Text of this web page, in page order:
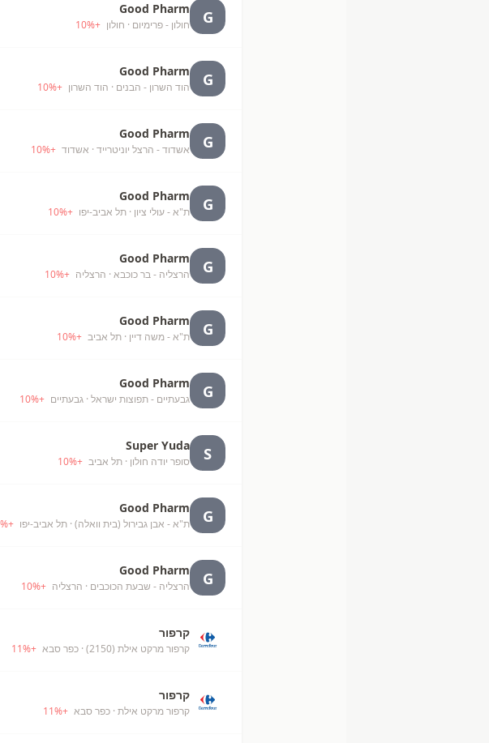
G
Good Pharm
חולון - פרימיום · חולון +
10%
G
Good Pharm
הוד השרון - הבנים · הוד השרון +
10%
G
Good Pharm
אשדוד - הרצל יוניטרייד · אשדוד +
10%
G
Good Pharm
ת"א - עולי ציון · תל אביב-יפו +
10%
G
Good Pharm
הרצליה - בר כוכבא · הרצליה +
10%
G
Good Pharm
ת"א - משה דיין · תל אביב +
10%
G
Good Pharm
גבעתיים - תפוצות ישראל · גבעתיים +
10%
S
Super Yuda
סופר יודה חולון · תל אביב +
10%
G
Good Pharm
ת"א - אבן גבירול (בית וואלה) · תל אביב-יפו +
%
G
Good Pharm
הרצליה - שבעת הכוכבים · הרצליה +
10%
קרפור
קרפור מרקט אילת (2150) · כפר סבא +
11%
קרפור
קרפור מרקט אילת · כפר סבא +
11%